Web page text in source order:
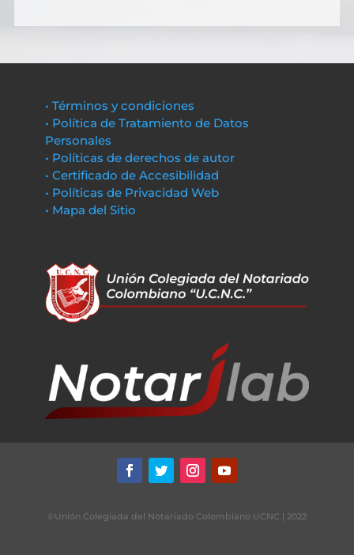
• Términos y condiciones
• Política de Tratamiento de Datos
Personales
• Políticas de derechos de autor
• Certificado de Accesibilidad
• Políticas de Privacidad Web
• Mapa del Sitio
©Unión Colegiada del Notariado Colombiano UCNC | 2022